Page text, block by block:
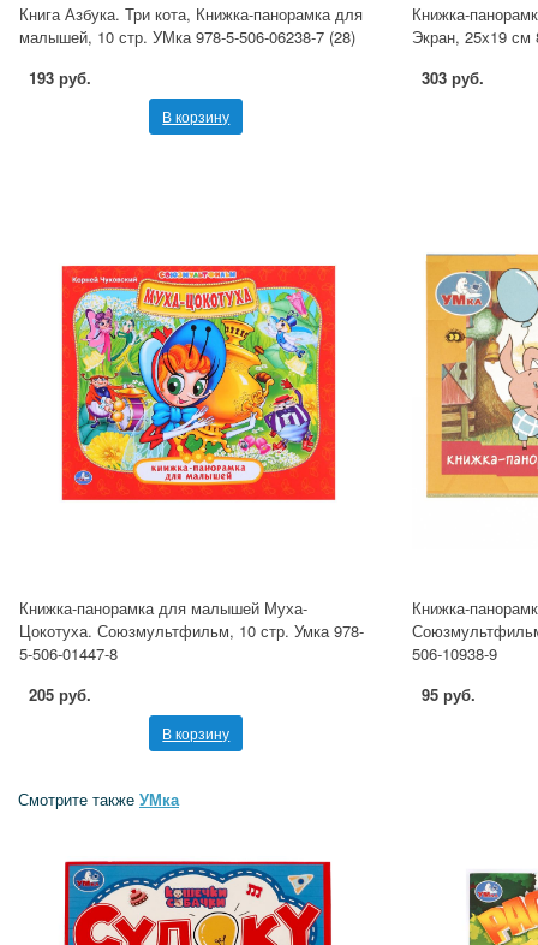
Книга Азбука. Три кота, Книжка-панорамка для
малышей, 10 стр. УМка 978-5-506-06238-7 (28)
193 руб.
В корзину
Книжка-
Экран, 25х19 см
303 руб.
Книжка-панорамка для малышей Муха-
Цокотуха. Союзмультфильм, 10 стр. Умка 978-
5-506-01447-8
205 руб.
В корзину
Книжка-
506-10938-9
95 руб.
Смотрите также УМка